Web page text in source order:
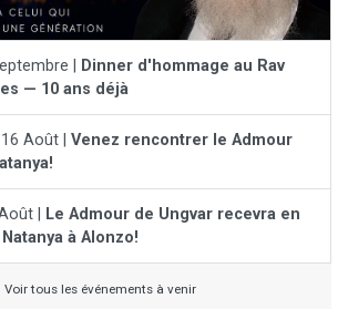
|
Dinner d'hommage au Rav
— 10 ans déjà
Août | Venez rencontrer le Admour
|
Le Admour de Ungvar recevra en
à Alonzo!
Voir tous les événements à venir